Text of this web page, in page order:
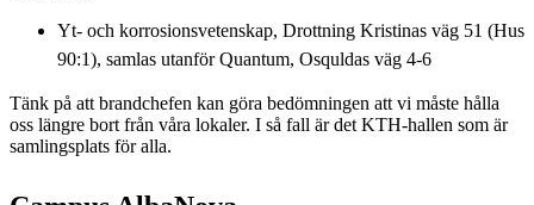
Yt- och korrosionsvetenskap, Drottning Kristinas väg 51 (Hus
90:1), samlas utanför Quantum, Osquldas väg 4-6
Tänk på att brandchefen kan göra bedömningen att vi måste hålla
oss längre bort från våra lokaler. I så fall är det KTH-hallen som är
samlingsplats för alla.